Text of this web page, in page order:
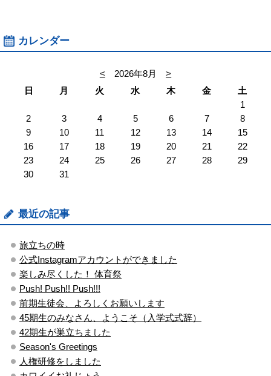
カレンダー
< 2026年8月
>
日
月 火 水 木 金
土
1
2
3 4 5 6 7
8
9
10 11 12 13 14
15
16
17 18 19 20 21
22
23
24 25 26 27 28
29
30
31
最近の記事
旅立ちの時
公式Instagramアカウントができました
楽しみ尽くした！ 体育祭
Push! Push!! Push!!!
前期生徒会、よろしくお願いします
45期生のみなさん、ようこそ（入学式式辞）
42期生が巣立ちました
Season's Greetings
人権研修をしました